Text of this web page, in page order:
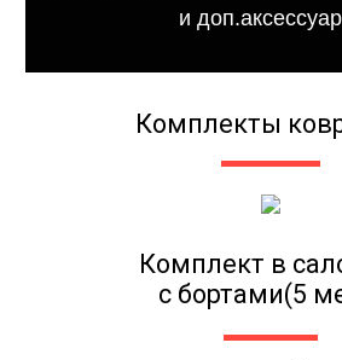
и
Комплекты
Комплект в
с бортами(5